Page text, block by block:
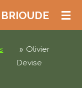
» Olivier
Devise